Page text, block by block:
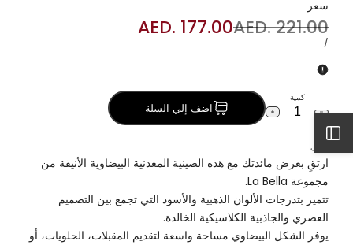
الشريط
أخضر
صغيرة
والأسود
الذهبي
صغير
سعر
السعر
العادي
AED. 221.00سعر
AED. 177.00
سعر/
كمية
خفض
تقديم
معدنية
صغيرة
باللون
والأسود
-
زيادة
الكمية
تقديم
معدنية
بيضاوية
صغيرة
باللون
الذهبي
والأسود
اضف إلي السلة
وصف
ارتقِ بعرض مائدتك مع هذه الصينية المعدنية البيضاوية الأنيقة من
مجموعة La Bella.
تتميز بتدرجات الألوان الذهبية والأسود التي تجمع بين التصميم
العصري والجاذبية الكلاسيكية الخالدة.
يوفر الشكل البيضاوي مساحة واسعة لتقديم المقبلات، الحلويات، أو